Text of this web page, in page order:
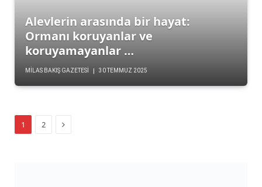
Alevlerin arasında bir hayat:
Ormanı koruyanlar ve
koruyamayanlar …
MILAS BAKIŞ GAZETESI 30 TEMMUZ 2025
1 2 Sonraki